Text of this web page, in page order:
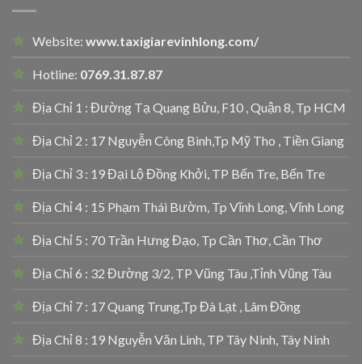
Website: www.taxigiarevinhlong.com/
Hotline: 0769.31.87.87
Địa Chỉ 1 : Đường Tạ Quang Bửu, F10 , Quận 8, Tp HCM
Địa Chỉ 2 : 17 Nguyễn Công Bình,Tp Mỹ Tho , Tiền Giang
Địa Chỉ 3 : 19 Đại Lộ Đồng Khởi, TP Bến Tre, Bến Tre
Địa Chỉ 4 : 15 Phạm Thái Bườm, Tp Vĩnh Long, Vĩnh Long
Địa Chỉ 5 : 70 Trần Hưng Đạo, Tp Cần Thơ, Cần Thơ
Địa Chỉ 6 : 32 Đường 3/2, TP Vũng Tàu ,Tỉnh Vũng Tàu
Địa Chỉ 7 : 17 Quang Trung,Tp Đà Lạt , Lâm Đồng
Địa Chỉ 8 : 19 Nguyễn Văn Linh, TP Tây Ninh, Tây Ninh